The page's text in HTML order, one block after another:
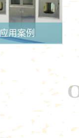
用案例